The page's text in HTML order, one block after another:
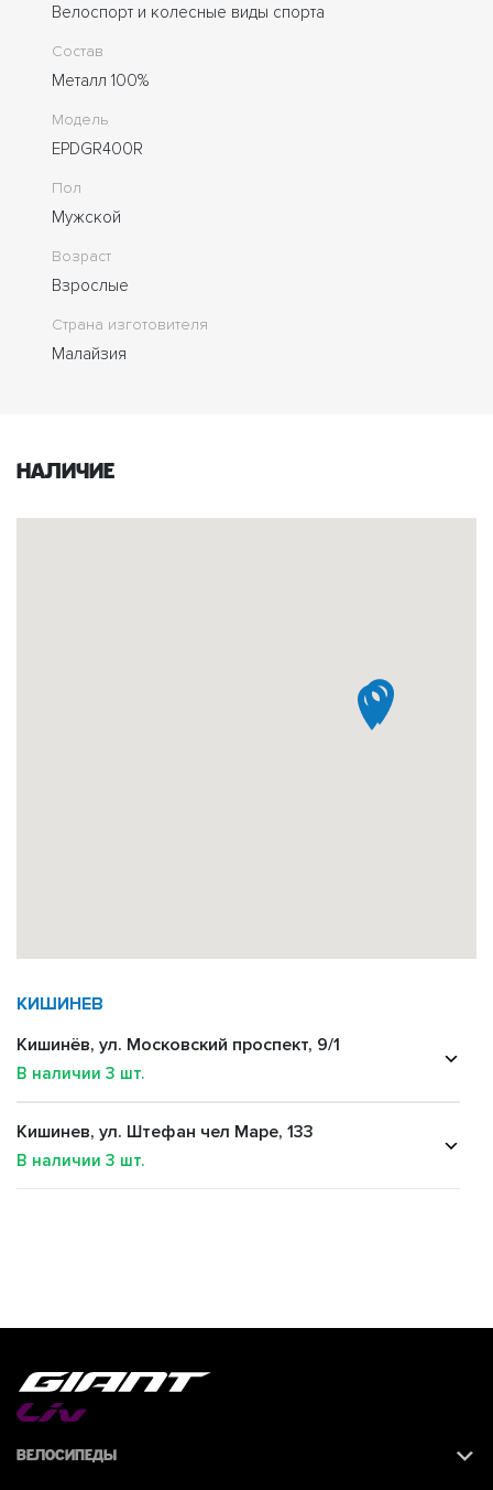
Велоспорт и колесные виды спорта
Состав
Металл 100%
Модель
EPDGR400R
Пол
Мужской
Возраст
Взрослые
Страна изготовителя
Малайзия
Наличие
КИШИНЕВ
Кишинёв, ул. Московский проспект, 9/1
В наличии 3 шт.
Кишинев, ул. Штефан чел Маре, 133
В наличии 3 шт.
Велосипеды